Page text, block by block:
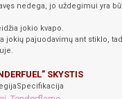
nedega, jo uždegimui yra
jokio kvapo.
jokių pajuodavimų ant stiklo,
SKYSTIS